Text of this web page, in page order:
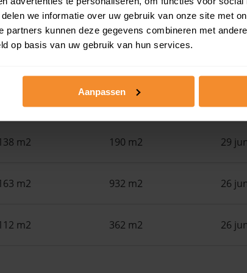
we informatie over uw gebruik van onze site met
partners kunnen deze gegevens combineren met
op basis van uw gebruik van hun services.
Aanpassen
Perceel
202 m2
m2 190 m2 29
m2 932 m2 26
m2 362 m2 26